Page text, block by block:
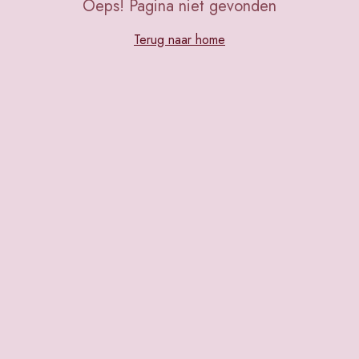
Oeps! Pagina niet gevonden
Terug naar home